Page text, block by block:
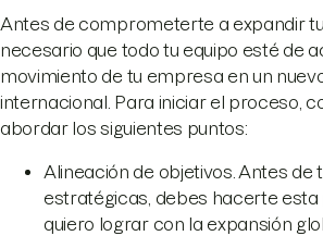
Antes de comprometerte a expandir
necesario que todo tu equipo esté de
movimiento de tu empresa en un
internacional. Para iniciar el proceso,
abordar los siguientes puntos:
Alineación de objetivos. Antes de
estratégicas, debes hacerte esta
quiero lograr con la expansión